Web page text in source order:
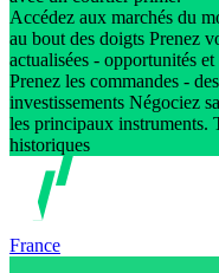
Accédez aux marchés du
au bout des doigts Prenez
actualisées - opportunités
Prenez les commandes -
investissements Négociez
les principaux instruments.
historiques
France